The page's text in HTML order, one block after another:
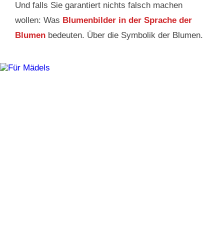
Und falls Sie garantiert nichts falsch machen
wollen: Was Blumenbilder in der Sprache der
Blumen bedeuten. Über die Symbolik der Blumen.